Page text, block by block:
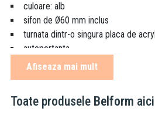
culoare: alb
sifon de Ø60 mm inclus
turnata dintr-o singura placa de acryl
autoportanta
Afiseaza mai mult
Toate produsele Belform aici